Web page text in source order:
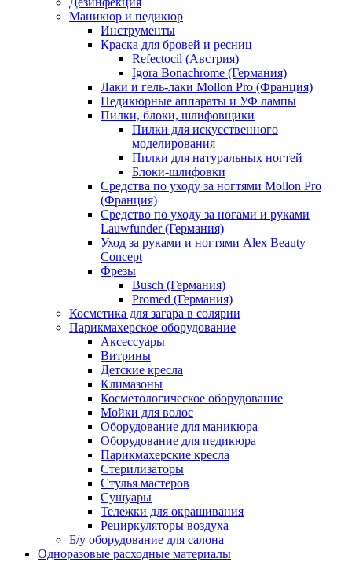
Маникюр и педикюр
Инструменты
Краска для бровей и ресниц
Refectocil (Австрия)
Igora Bonachrome (Германия)
Лаки и гель-лаки Mollon Pro (Франция)
Педикюрные аппараты и УФ лампы
Пилки, блоки, шлифовщики
Пилки для искусственного
моделирования
Пилки для натуральных ногтей
Блоки-шлифовки
Средства по уходу за ногтями Mollon Pro
(Франция)
Средство по уходу за ногами и руками
Lauwfunder (Германия)
Уход за руками и ногтями Alex Beauty
Concept
Фрезы
Busch (Германия)
Promed (Германия)
Косметика для загара в солярии
Парикмахерское оборудование
Аксессуары
Витрины
Детские кресла
Климазоны
Косметологическое оборудование
Мойки для волос
Оборудование для маникюра
Оборудование для педикюра
Парикмахерские кресла
Стерилизаторы
Стулья мастеров
Сушуары
Тележки для окрашивания
Рециркуляторы воздуха
Б/у оборудование для салона
Одноразовые расходные материалы